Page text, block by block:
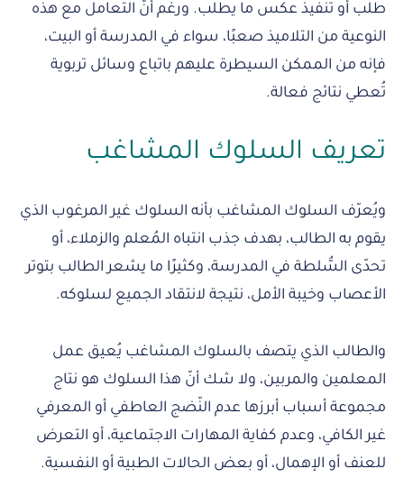
طلب أو تنفيذ عكس ما يطلب. ورغم أنّ التعامل مع هذه
النوعية من التلاميذ صعبًا، سواء في المدرسة أو البيت،
فإنه من الممكن السيطرة عليهم باتباع وسائل تربوية
تُعطي نتائج فعالة.
تعريف السلوك المشاغب
ويُعرّف السلوك المشاغب بأنه السلوك غير المرغوب الذي
يقوم به الطالب، بهدف جذب انتباه المُعلم والزملاء، أو
تحدّى السُّلطة في المدرسة، وكثيرًا ما يشعر الطالب بتوتر
الأعصاب وخيبة الأمل، نتيجة لانتقاد الجميع لسلوكه.
والطالب الذي يتصف بالسلوك المشاغب يُعيق عمل
المعلمين والمربين، ولا شك أنّ هذا السلوك هو نتاج
مجموعة أسباب أبرزها عدم النّضج العاطفي أو المعرفي
غير الكافي، وعدم كفاية المهارات الاجتماعية، أو التعرض
للعنف أو الإهمال، أو بعض الحالات الطبية أو النفسية.